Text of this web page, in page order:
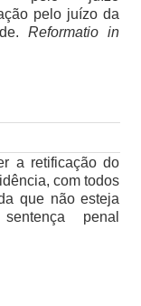
pelo juízo da
Reformatio in
a retificação do
com todos
que não esteja
penal